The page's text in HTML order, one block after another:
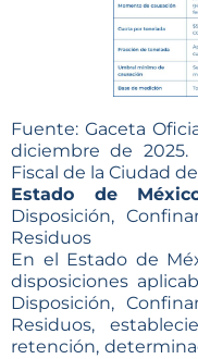
Fuente: Gaceta
diciembre de 2025.
Fiscal de la Ciudad
Estado de
Disposición,
Residuos
En el Estado de
disposiciones
Disposición,
Residuos,
retención,